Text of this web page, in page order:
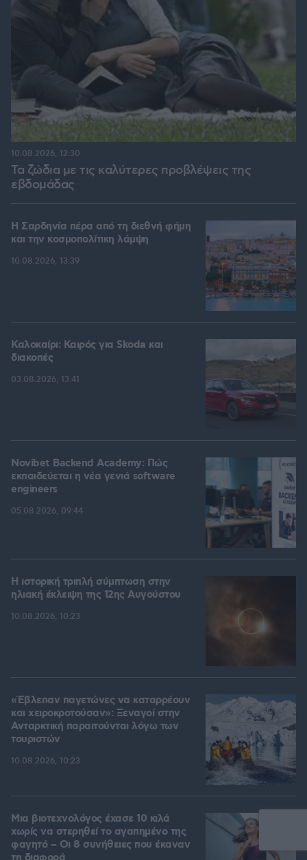
Τα ζώδια με τις καλύτερες προβλέψεις της
εβδομάδας
10.08.2026, 12:30
Η Σαρδηνία πέρα από τη διεθνή φήμη
και την κοσμοπολίτικη λάμψη
10.08.2026, 13:39
Καλοκαίρι: Καιρός για Skoda και
διακοπές
03.08.2026, 13:41
Novibet Backend Academy: Πώς
εκπαιδεύεται η νέα γενιά software
engineers
05.08.2026, 09:44
Η ιστορική τριπλή σύμπτωση στην
ηλιακή έκλειψη της 12ης Αυγούστου
10.08.2026, 10:23
«Έβλεπαν παγετώνες να καταρρέουν
και χειροκροτούσαν»: Ξεναγοί στην
Ανταρκτική παραιτούνται λόγω των
τουριστών
10.08.2026, 10:23
Μια βιοτεχνολόγος έχασε 10 κιλά
χωρίς να στερηθεί το αγαπημένο της
φαγητό – Οι 8 συνήθειες που έκαναν